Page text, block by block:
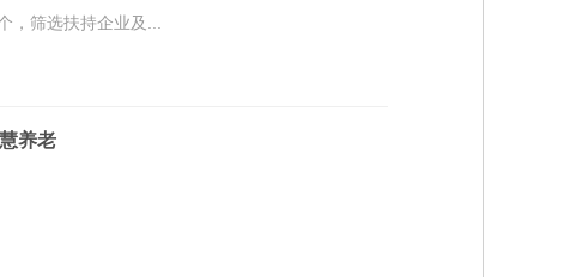
筛选扶持企业及...
养老